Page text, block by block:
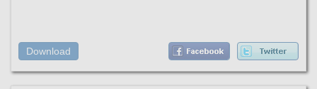
Download